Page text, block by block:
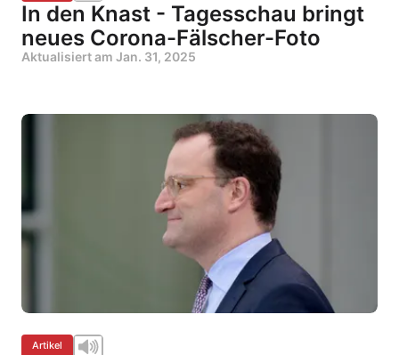
In den Knast - Tagesschau bringt
neues Corona-Fälscher-Foto
Aktualisiert am Jan. 31, 2025
Artikel